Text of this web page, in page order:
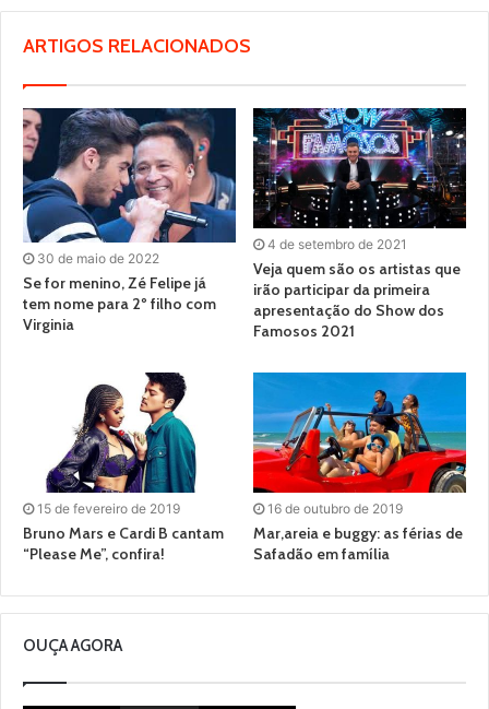
ARTIGOS RELACIONADOS
30 de maio de 2022
Se for menino, Zé Felipe já
tem nome para 2º filho com
Virginia
4 de setembro de 2021
Veja quem são os artistas que
irão participar da primeira
apresentação do Show dos
Famosos 2021
15 de fevereiro de 2019
Bruno Mars e Cardi B cantam
“Please Me”, confira!
16 de outubro de 2019
Mar,areia e buggy: as férias de
Safadão em família
OUÇA AGORA